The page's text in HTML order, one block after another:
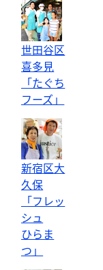
世田谷区
喜多見
「たぐち
フーズ」
新宿区大
久保
「フレッ
シュ
ひらま
つ」